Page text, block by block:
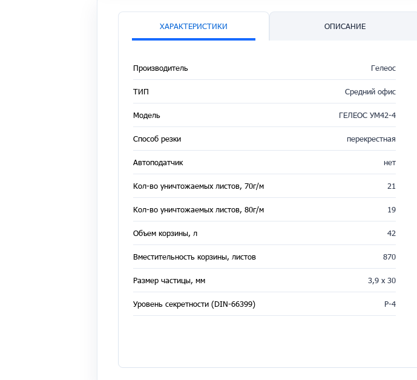
ХАРАКТЕРИСТИКИ ОПИСАНИЕ
Производитель Гелеос
ТИП Средний офис
Модель ГЕЛЕОС УМ42-4
Способ резки перекрестная
Автоподатчик нет
Кол-во уничтожаемых листов, 70г/м 21
Кол-во уничтожаемых листов, 80г/м 19
Объем корзины, л 42
Вместительность корзины, листов 870
Размер частицы, мм 3,9 x 30
Уровень секретности (DIN-66399) P-4